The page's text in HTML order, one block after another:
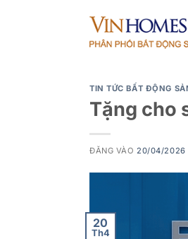
TIN TỨC BẤT ĐỘNG
Tặng cho
ĐĂNG VÀO 20/04/2026
20
Th4